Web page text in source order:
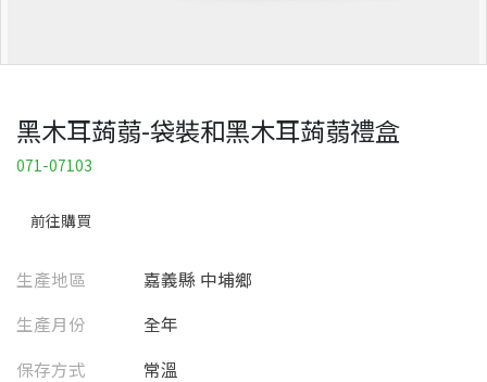
黑木耳蒟蒻-袋裝和黑木耳蒟蒻禮盒
071-07103
前往購買
生產地區
嘉義縣 中埔鄉
生產月份
全年
保存方式
常溫